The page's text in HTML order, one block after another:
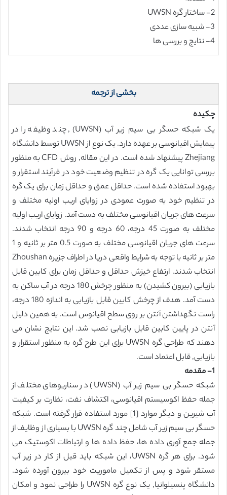
2- ساختار گره UWSN
3- شبیه سازی عددی
4- نتایج و بررسی ها
بخشی از ترجمه
چکیده
یک شبکه حسگر بی سیم زیر آب (UWSN), چند وظیفه را در
پیمایش اقیانوسی بر عهده دارد. یک نوع از UWSN توسط دانشگاه
Zhejiang پیشنهاد شده است. در این مقاله, روش CFD به منظور
بررسی توانایی یک گره در تنظیم وضعیت خود در فرآیند استقرار و
بهبود استفاده شده است. حداقل عمق و حداقل زمان برای یک گره
در تنظیم خود به صورت عمودی در زوایای اریب اولیه مختلف و
سرعت های جریان اقیانوسی مختلف به دست آمد. زوایای اریب اولیه
مختلف به صورت 45 درجه، 60 درجه و 90 درجه انتخاب شدند.
سرعت های جریان اقیانوسی مختلف به صورت 0.5 متر بر ثانیه و 1
متر بر ثانیه با توجه به شرایط واقعی دریا در اطراف جزیره Zhoushan
انتخاب شدند. ارتفاع خیزش حداقل و حداقل زمان برای کابین قابل
بازیابی (بیرون کشیدن) به منظور چرخش 180 درجه در آب ساکن به
دست آمد. هدف از چرخش کابین قابل بازیابی به اندازه 180 درجه،
راست نگهداشتن آنتن بر روی سطح اقیانوس است. به همین دلیل
آنتن در پایین کابین قابل بازیابی نصب شد. این نتایج نشان می
دهند که طراحی گره UWSN برای این طرح گره به منظور استقرار و
بازیابی, قابل اعتماد است.
1- مقدمه
شبکه حسگر بی سیم زیر آب (UWSN) در سناریوهای مختلف از
جمله حفظ اکوسیستم اقیانوسی، اکتشاف نفت، نظارت بر کیفیت
آب شیرین و دیگر موارد [1] مورد استفاده قرار گرفته است. شبکه
حسگر بی سیم زیر آب شامل چند گره UWSN با بسیاری از وظایف از
جمله جمع آوری داده ها، حفظ داده ها و ارتباطات اکوستیک می
شود. برای هر گره UWSN، این شبکه باید قبل از کار در زیر آب
مستقر شود و پس از تکمیل ماموریت خود بیرون آورده شود.
دانشگاه پنسیلوانیا, یک نوع گره UWSN را طراحی نمود و امکان